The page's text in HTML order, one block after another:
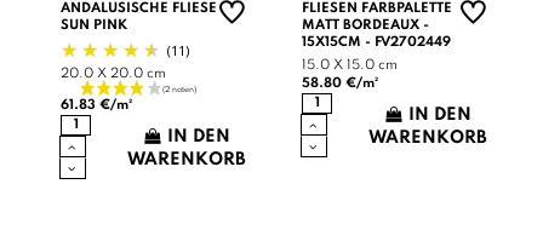
ANDALUSISCHE FLIESE
SUN PINK
(11)
20.0 X 20.0 cm
61.83 €/m²
IN DEN
WARENKORB
FLIESEN FARBPALETTE
MATT BORDEAUX -
15X15CM - FV2702449
15.0 X 15.0 cm
58.80 €/m²
IN DEN
WARENKORB